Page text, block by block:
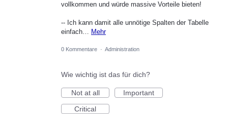
vollkommen und würde massive Vorteile bieten!
-- Ich kann damit alle unnötige Spalten der Tabelle
einfach… Mehr
0 Kommentare · Administration
Wie wichtig ist das für dich?
Not at all
Important
Critical